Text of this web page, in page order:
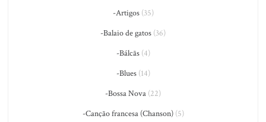
-Artigos(35)
-Balaio de gatos (36)
-Bálcãs(4)
-Blues(14)
-Bossa Nova (22)
-Canção francesa (Chanson)(5)